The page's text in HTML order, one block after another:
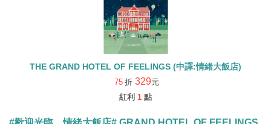
THE GRAND HOTEL OF FEELINGS (中譯:情緒大飯店)
75 折 329 元
紅利 1 點
#歡迎光臨。情緒大飯店# GRAND HOTEL OF FEELINGS